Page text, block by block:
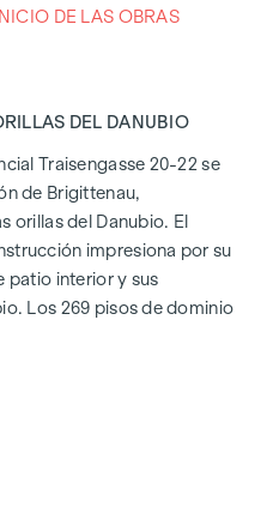
DE LAS OBRAS
DEL DANUBIO
Traisengasse 20-22 se
de Brigittenau,
orillas del Danubio. El
impresiona por su
patio interior y sus
Los 269 pisos de dominio